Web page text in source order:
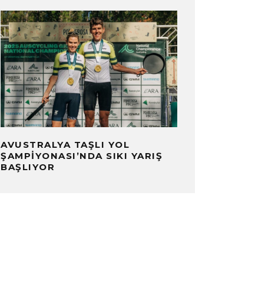
AVUSTRALYA TAŞLI YOL
ŞAMPIYONASI’NDA SIKI YARIŞ
BAŞLIYOR